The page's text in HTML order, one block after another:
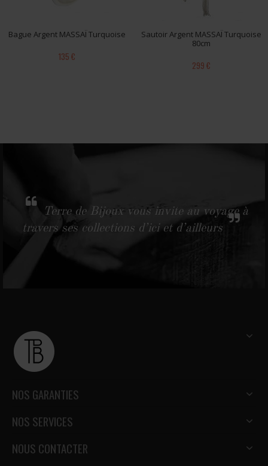
Bague Argent MASSAÏ Turquoise
135 €
Sautoir Argent MASSAÏ Turquoise
80cm
299 €
Terre de Bijoux vous invite au voyage à
travers ses collections d’ici et d’ailleurs
NOS GARANTIES
NOS SERVICES
NOUS CONTACTER